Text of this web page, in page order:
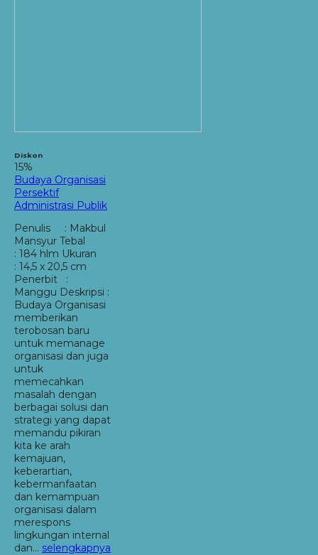
Diskon
15%
Budaya Organisasi
Persektif
Administrasi Publik
Penulis : Makbul
Mansyur Tebal
: 184 hlm Ukuran
: 14,5 x 20,5 cm
Penerbit :
Manggu Deskripsi :
Budaya Organisasi
memberikan
terobosan baru
untuk memanage
organisasi dan juga
untuk
memecahkan
masalah dengan
berbagai solusi dan
strategi yang dapat
memandu pikiran
kita ke arah
kemajuan,
keberartian,
kebermanfaatan
dan kemampuan
organisasi dalam
merespons
lingkungan internal
dan… selengkapnya